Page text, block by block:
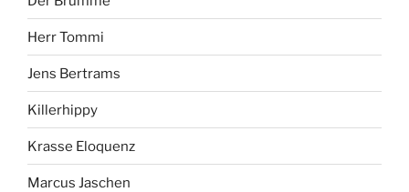
Herr Tommi
Jens Bertrams
Killerhippy
Krasse Eloquenz
Marcus Jaschen